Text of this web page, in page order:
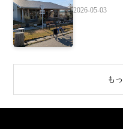
2026-05-03
も